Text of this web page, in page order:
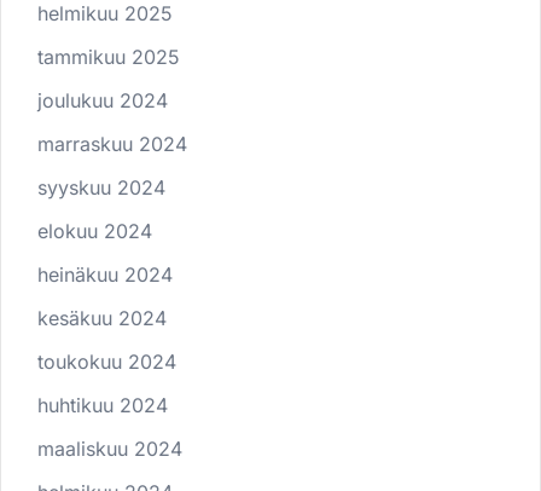
helmikuu 2025
tammikuu 2025
joulukuu 2024
marraskuu 2024
syyskuu 2024
elokuu 2024
heinäkuu 2024
kesäkuu 2024
toukokuu 2024
huhtikuu 2024
maaliskuu 2024